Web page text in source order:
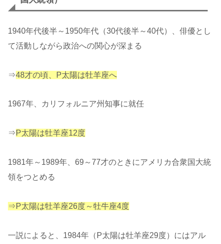
1940年代後半～1950年代（30代後半～40代）、俳優とし
て活動しながら政治への関心が深まる
⇒48才の頃、P太陽は牡羊座へ
1967年、カリフォルニア州知事に就任
⇒P太陽は牡羊座12度
1981年～1989年、69～77才のときにアメリカ合衆国大統
領をつとめる
⇒P太陽は牡羊座26度～牡牛座4度
一説によると、1984年（P太陽は牡羊座29度）にはアル